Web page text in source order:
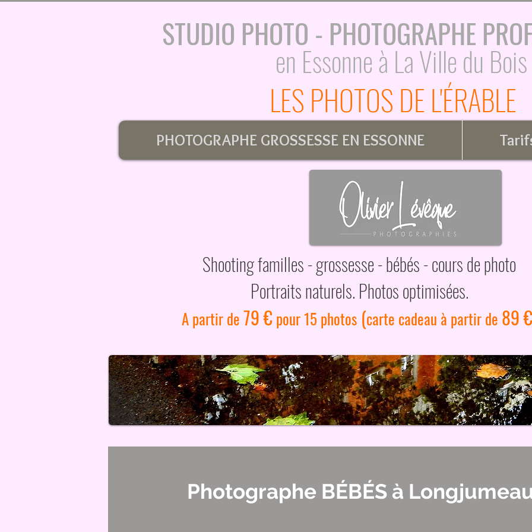
STUDIO PHOTO - PHOTOGRAPHE
en Essonne à La Ville du Bois
LES PHOTOS DE L'ÉRABLE
PHOTOGRAPHE GROSSESSE EN ESSONNE
Shooting familles - grossesse - bébés - cours de photo
Portraits naturels. Photos optimisées.
A partir de79 € pour 15 photos(carte cadeau à partir de 89
Photographe BÉBÉS à